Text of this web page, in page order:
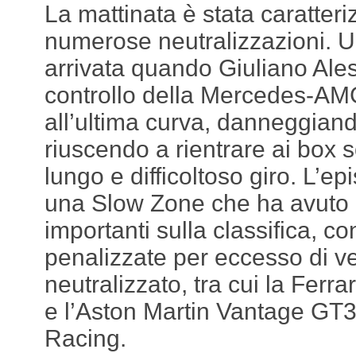
La mattinata è stata
numerose neutralizzazioni.
arrivata quando Giuliano
controllo della Mercedes-
all’ultima curva,
riuscendo a rientrare ai box
lungo e difficoltoso giro.
una Slow Zone che ha
importanti sulla classifica,
penalizzate per eccesso di
neutralizzato, tra cui la
e l’Aston Martin Vantage
Racing.